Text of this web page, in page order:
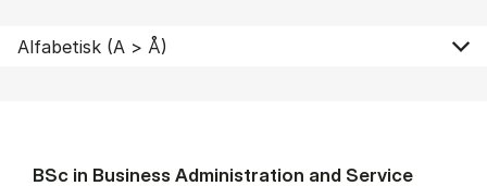
BSc in Busi­ness Ad­min­is­tra­tion and Ser­vice